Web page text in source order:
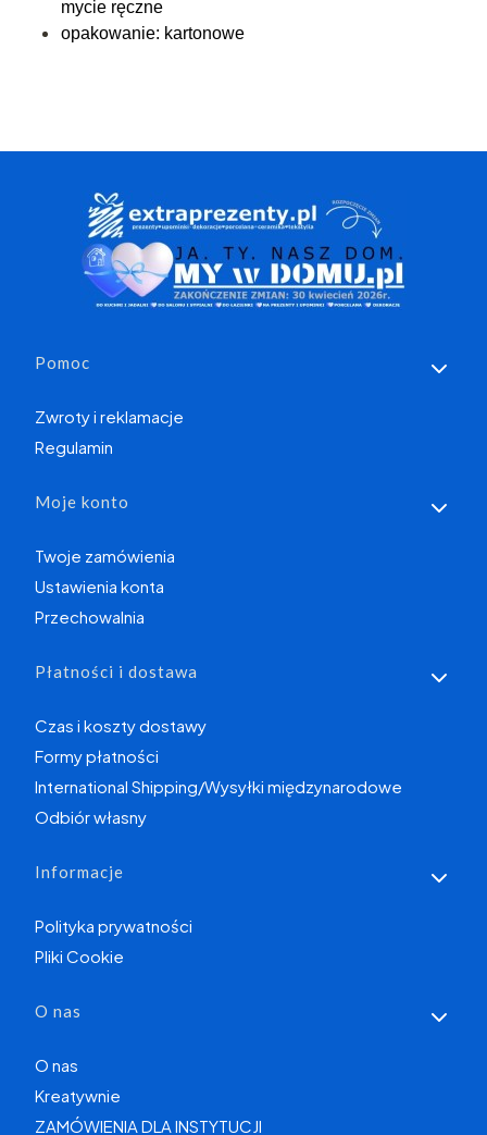
mycie ręczne
opakowanie: kartonowe
Linki w stopce
Pomoc
Zwroty i reklamacje
Regulamin
Moje konto
Twoje zamówienia
Ustawienia konta
Przechowalnia
Płatności i dostawa
Czas i koszty dostawy
Formy płatności
International Shipping/Wysyłki międzynarodowe
Odbiór własny
Informacje
Polityka prywatności
Pliki Cookie
O nas
O nas
Kreatywnie
ZAMÓWIENIA DLA INSTYTUCJI